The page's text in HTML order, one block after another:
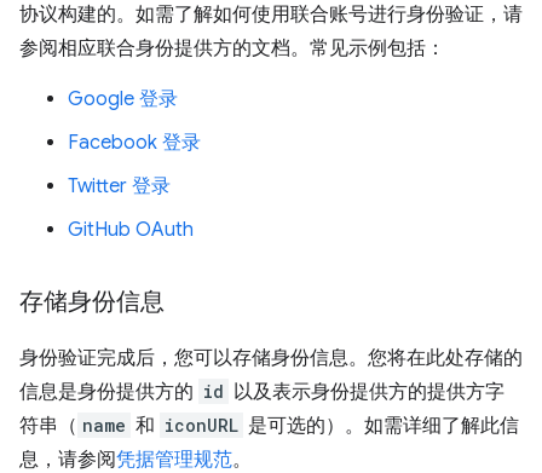
协议构建的。如需了解如何使用联合账号进行身份验证，请
参阅相应联合身份提供方的文档。常见示例包括：
Google 登录
Facebook 登录
Twitter 登录
GitHub OAuth
存储身份信息
身份验证完成后，您可以存储身份信息。您将在此处存储的
信息是身份提供方的 id 以及表示身份提供方的提供方字
符串（ name 和 iconURL 是可选的）。如需详细了解此信
息，请参阅凭据管理规范。